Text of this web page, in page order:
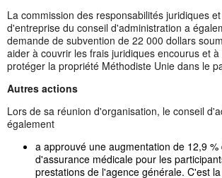
La commission des responsabilités juridiques
d'entreprise du conseil d'administration a
demande de subvention de 22 000 dollars
aider à couvrir les frais juridiques encourus et
protéger la propriété Méthodiste Unie dans le
Autres actions
Lors de sa réunion d'organisation, le conseil
également
a approuvé une augmentation de 12,9 %
d'assurance médicale pour les
prestations de l'agence générale. C'est